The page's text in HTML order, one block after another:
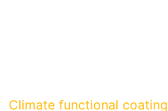
Climate functional coating